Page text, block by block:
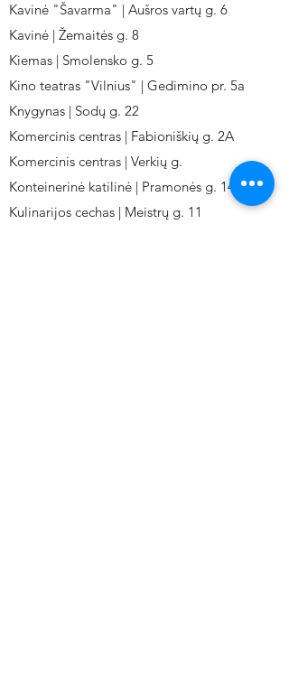
Kavinė "Šavarma" | Aušros vartų g. 6
Kavinė | Žemaitės g. 8
Kiemas | Smolensko g. 5
Kino teatras "Vilnius" | Gedimino pr. 5a
Knygynas | Sodų g. 22
Komercinis centras | Fabioniškių g. 2A
Komercinis centras | Verkių g.
Konteinerinė katilinė | Pramonės g. 141
Kulinarijos cechas | Meistrų g. 11